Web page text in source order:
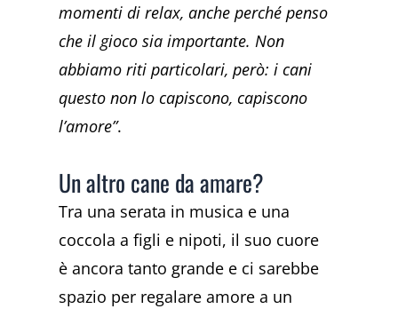
momenti di relax, anche perché penso
che il gioco sia importante. Non
abbiamo riti particolari, però: i cani
questo non lo capiscono, capiscono
l’amore”.
Un altro cane da amare?
Tra una serata in musica e una
coccola a figli e nipoti, il suo cuore
è ancora tanto grande e ci sarebbe
spazio per regalare amore a un